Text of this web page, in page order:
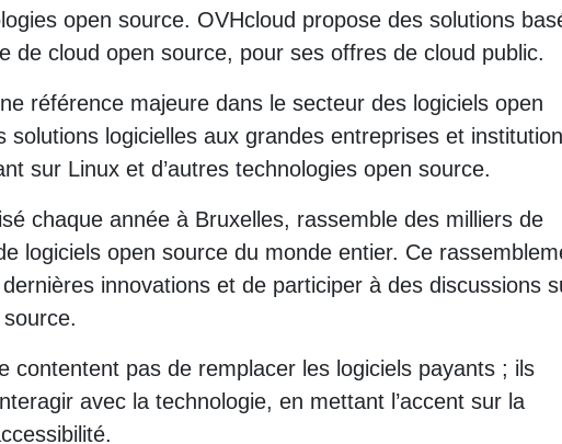
open source. OVHcloud propose des solutions
de cloud open source, pour ses offres de cloud public.
référence majeure dans le secteur des logiciels open
solutions logicielles aux grandes entreprises et
sur Linux et d’autres technologies open source.
chaque année à Bruxelles, rassemble des milliers de
logiciels open source du monde entier. Ce
innovations et de participer à des discussions
contentent pas de remplacer les logiciels payants ; ils
avec la technologie, en mettant l’accent sur la